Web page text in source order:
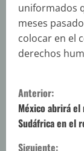
uniformados
meses
colocar en el
derechos
S
i
g
Anterior:
México abrirá
Sudáfrica en el
Siguiente: